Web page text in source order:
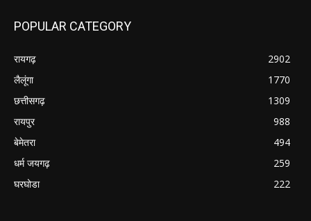
POPULAR CATEGORY
रायगढ़
2902
लैलूंगा
1770
छत्तीसगढ़
1309
रायपुर
988
बेमेतरा
494
धर्म जयगढ़
259
घरघोडा
222